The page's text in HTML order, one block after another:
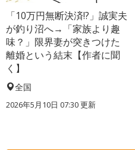
「10万円無断決済!?」誠実夫
が釣り沼へ→「家族より趣
味？」限界妻が突きつけた
離婚という結末【作者に聞
く】
全国
2026年5月10日 07:30 更新